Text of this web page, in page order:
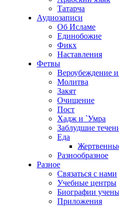
Татарча
Аудиозаписи
Об Исламе
Единобожие
Фикх
Наставления
Фетвы
Вероубеждение
Молитва
Закят
Очищение
Пост
Хадж и `Умра
Заблудшие
Еда
Разнообразное
Разное
Связаться с нами
Учебные центры
Биографии
Приложения